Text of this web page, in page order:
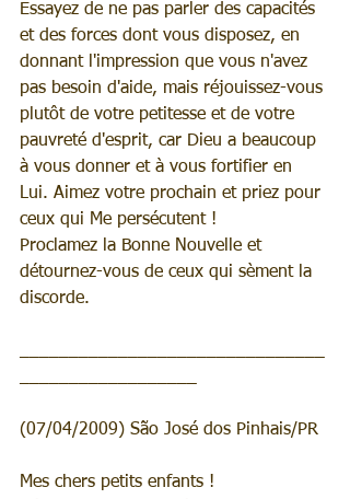
Essayez de ne pas parler des capacités
et des forces dont vous disposez, en
donnant l'impression que vous n'avez
pas besoin d'aide, mais réjouissez-vous
plutôt de votre petitesse et de votre
pauvreté d'esprit, car Dieu a beaucoup
à vous donner et à vous fortifier en
Lui. Aimez votre prochain et priez pour
ceux qui Me persécutent !
Proclamez la Bonne Nouvelle et
détournez-vous de ceux qui sèment la
discorde.
(07/04/2009) São José dos Pinhais/PR
Mes chers petits enfants !